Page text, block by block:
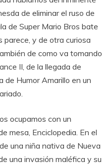
de eliminar el ruso de
de Super Mario Bros bate
parece, y de otra curiosa
de como va tomando
II, de la llegada de
Humor Amarillo en un
ocupamos con un
mesa, Enciclopedia. En el
una niña nativa de Nueva
una invasión maléfica y su